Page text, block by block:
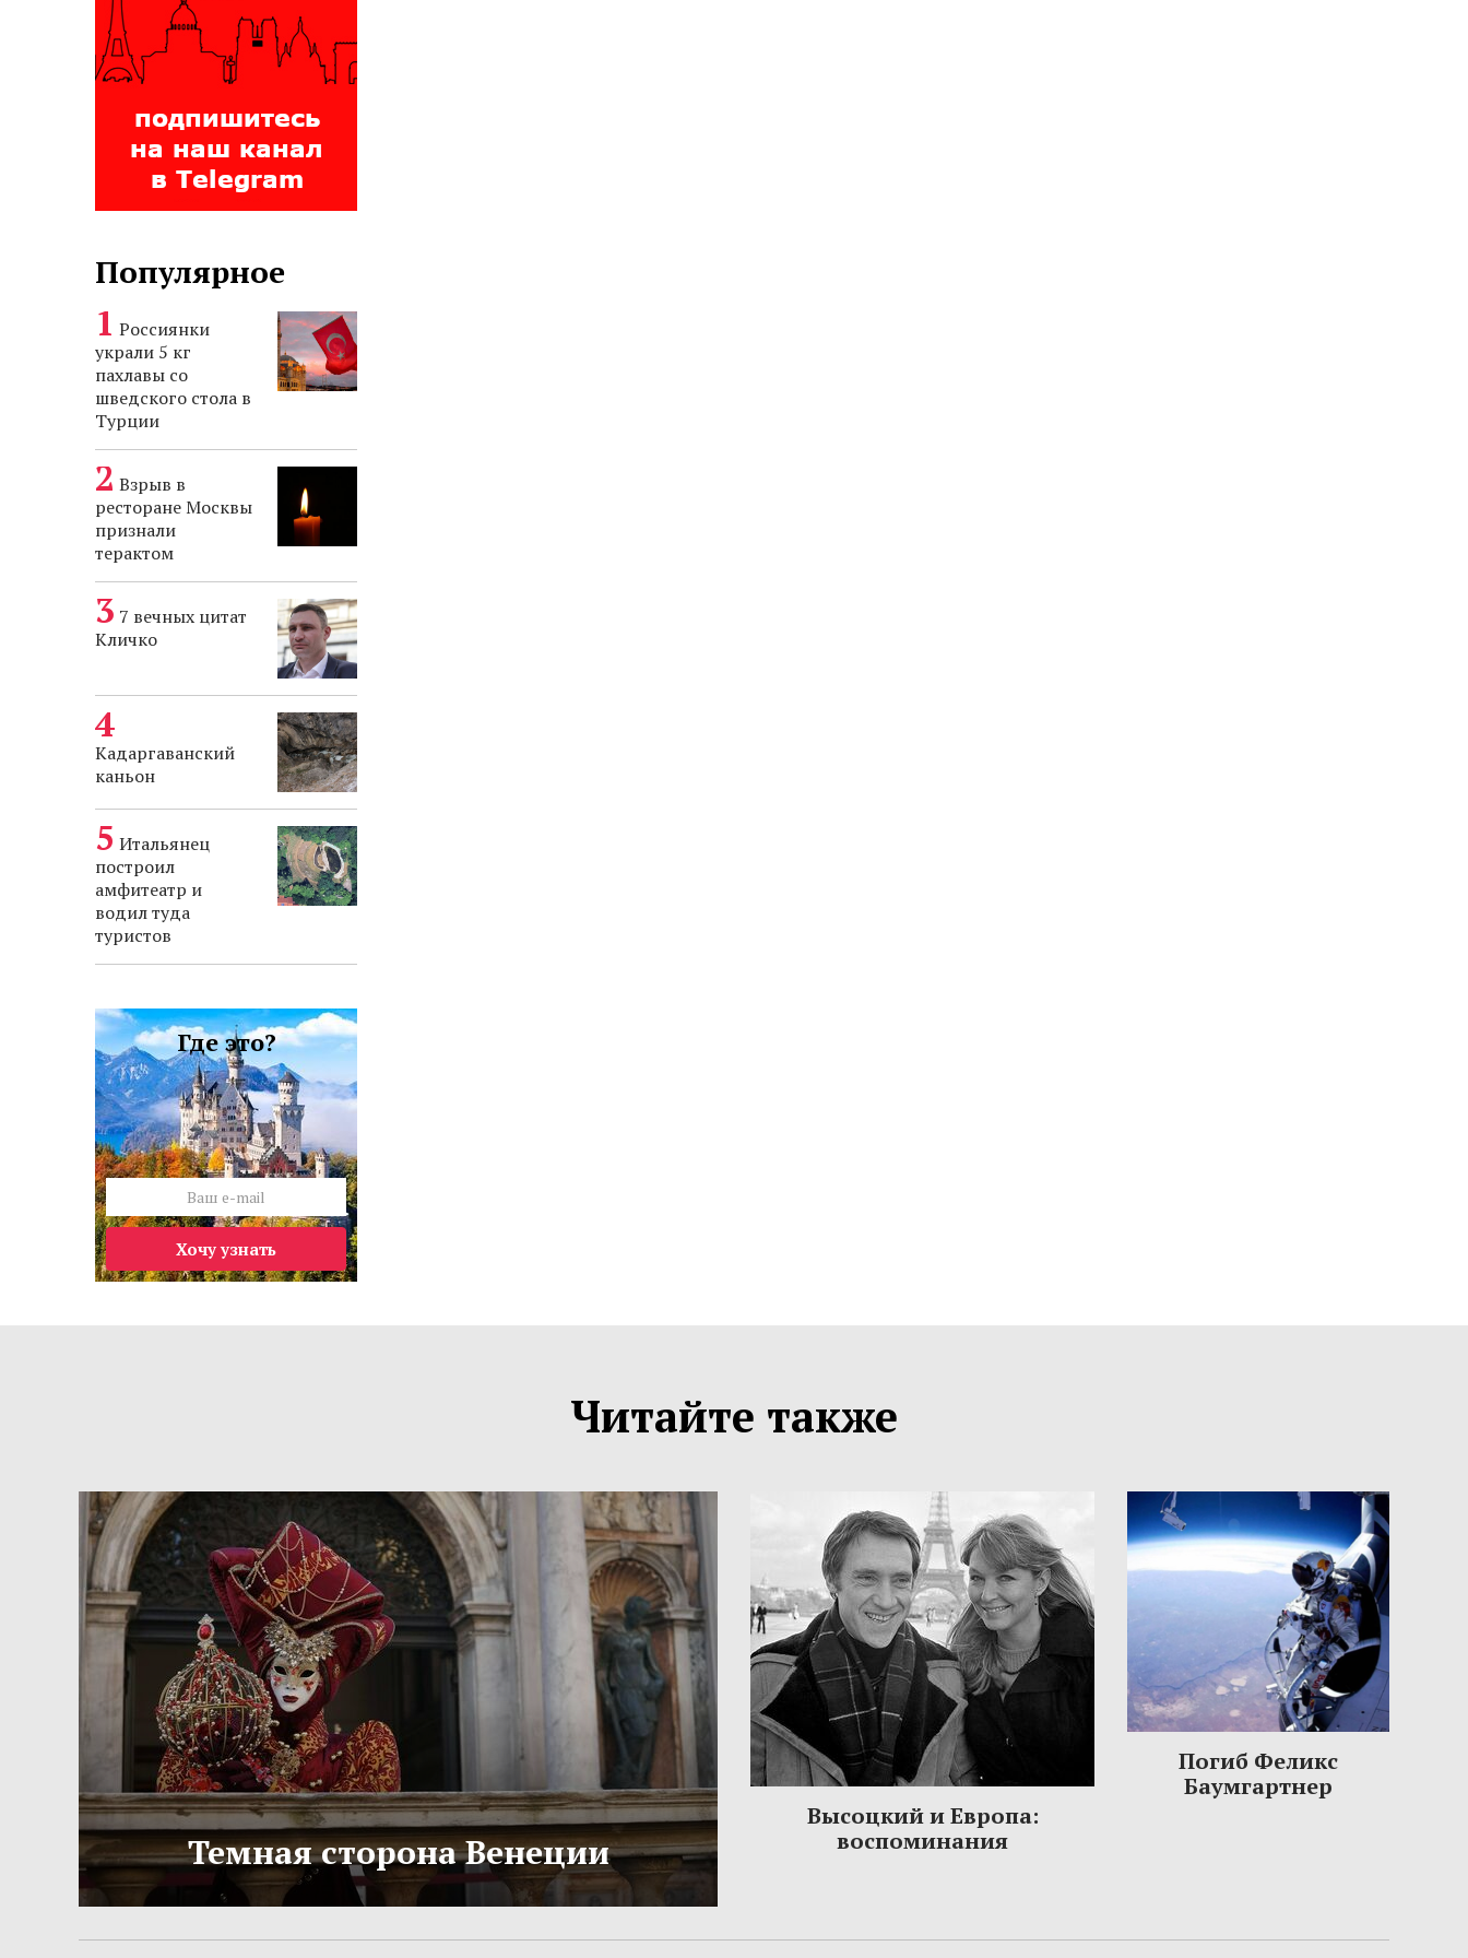
Популярное
Россиянки
украли 5 кг
пахлавы со
шведского стола в
Турции
Взрыв в
ресторане Москвы
признали
терактом
7 вечных цитат
Кличко
Кадаргаванский
каньон
Итальянец
построил
амфитеатр и
водил туда
туристов
Где это?
Хочу узнать
Читайте также
Темная сторона Венеции
Высоцкий и Европа:
воспоминания
Погиб Феликс
Баумгартнер